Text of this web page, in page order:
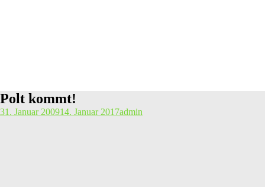
Polt kommt!
31. Januar 200914. Januar 2017admin